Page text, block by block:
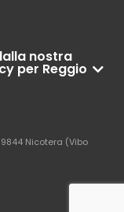
nostra
per Reggio
Nicotera (Vibo